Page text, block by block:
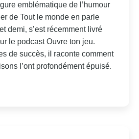
emblématique de l’humour
de Tout le monde en parle
demi, s’est récemment livré
le podcast Ouvre ton jeu.
de succès, il raconte comment
l’ont profondément épuisé.